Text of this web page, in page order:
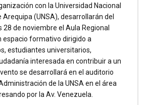
con la Universidad Nacional
(UNSA), desarrollarán del
28 de noviembre el Aula Regional
espacio formativo dirigido a
estudiantes universitarios,
interesada en contribuir a un
se desarrollará en el auditorio
de la UNSA en el área
por la Av. Venezuela.